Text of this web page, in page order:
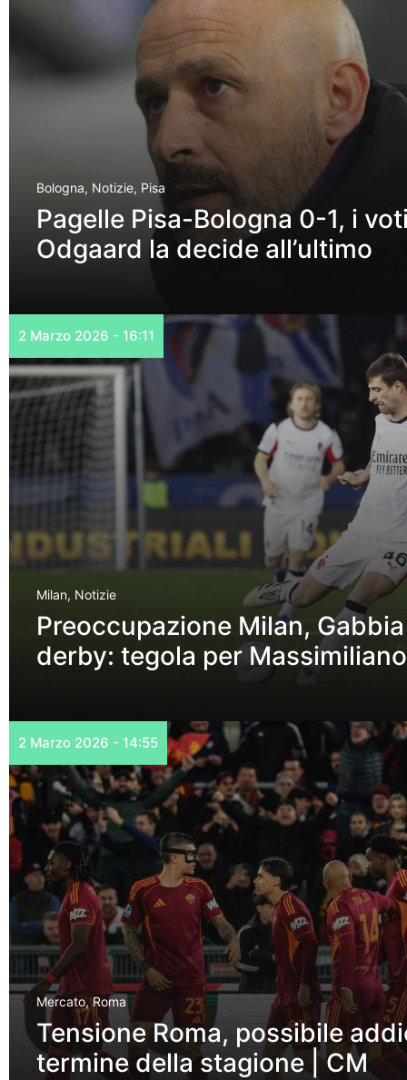
Bologna, Notizie, Pisa
Pagelle Pisa-Bologna 0-1, i
Odgaard la decide all’ultimo
2 Marzo 2026 - 16:11
Milan, Notizie
Preoccupazione Milan,
derby: tegola per
2 Marzo 2026 - 14:55
Mercato,Roma
Tensione Roma, possibile
termine della stagione | CM